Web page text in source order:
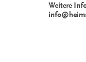
Weitere